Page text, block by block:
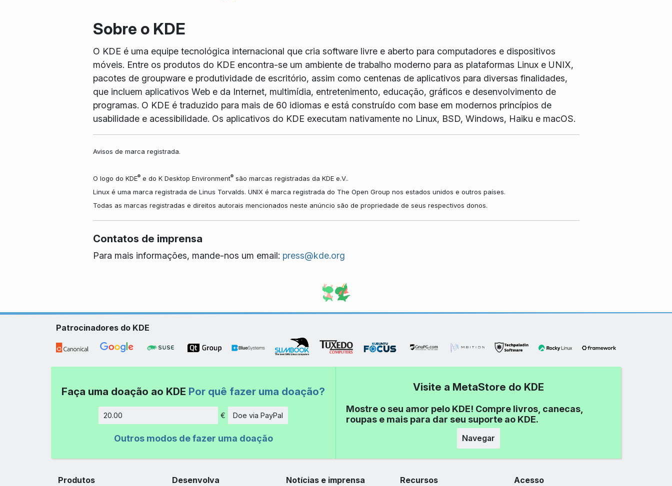
Sobre o KDE
O KDE é uma equipe tecnológica internacional que cria software livre e aberto para computadores e dispositivos
móveis. Entre os produtos do KDE encontra-se um ambiente de trabalho moderno para as plataformas Linux e UNIX,
pacotes de groupware e produtividade de escritório, assim como centenas de aplicativos para diversas finalidades,
que incluem aplicativos Web e da Internet, multimídia, entretenimento, educação, gráficos e desenvolvimento de
programas. O KDE é traduzido para mais de 60 idiomas e está construído com base em modernos princípios de
usabilidade e acessibilidade. Os aplicativos do KDE executam nativamente no Linux, BSD, Windows, Haiku e macOS.
Avisos de marca registrada.
O logo do KDE®e do K Desktop Environment®são marcas registradas da KDE e.V..
Linux é uma marca registrada de Linus Torvalds. UNIX é marca registrada do The Open Group nos estados unidos e outros países.
Todas as marcas registradas e direitos autorais mencionados neste anúncio são de propriedade de seus respectivos donos.
Contatos de imprensa
Para mais informações, mande-nos um email: press@kde.org
Patrocinadores do KDE
Faça uma doação ao KDE Por quê fazer uma doação?
Quantidade
€ Doe via PayPal
Outros modos de fazer uma doação
Visite a MetaStore do KDE
Mostre o seu amor pelo KDE! Compre livros, canecas,
roupas e mais para dar seu suporte ao KDE.
Navegar
Produtos Desenvolva Notícias e imprensa Recursos Acesso